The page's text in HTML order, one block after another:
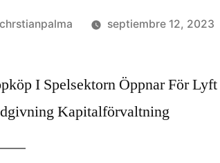
chrstianpalma septiembre 12, 2023
I Spelsektorn Öppnar För
Kapitalförvaltning